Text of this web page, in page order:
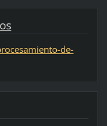
de-